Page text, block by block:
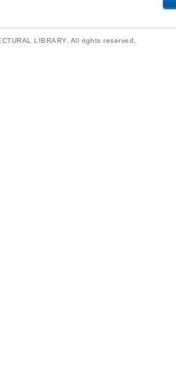
LIBRARY. All rights reserved.